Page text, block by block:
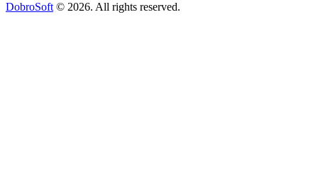
DobroSoft © 2026. All rights reserved.